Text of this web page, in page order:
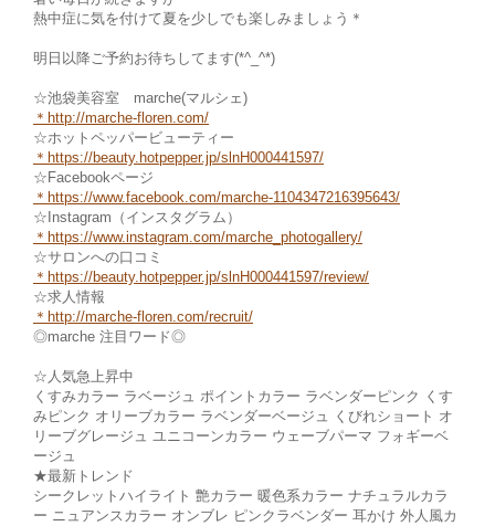
熱中症に気を付けて夏を少しでも楽しみましょう＊
明日以降ご予約お待ちしてます(*^_^*)
☆池袋美容室 marche(マルシェ)
＊ http://marche-floren.com/
☆ホットペッパービューティー
＊ https://beauty.hotpepper.jp/slnH000441597/
☆Facebookページ
＊https://www.facebook.com/marche-1104347216395643/
☆Instagram（インスタグラム）
＊ https://www.instagram.com/marche_photogallery/
☆サロンへの口コミ
＊https://beauty.hotpepper.jp/slnH000441597/review/
☆求人情報
＊http://marche-fl oren.com/recruit/
◎marche 注目ワード◎
☆人気急上昇中
くすみカラー ラベージュ ポイントカラー ラベンダーピンク くす
みピンク オリーブカラー ラベンダーベージュ くびれショート オ
リーブグレージュ ユニコーンカラー ウェーブパーマ フォギーベ
ージュ
★最新トレンド
シークレットハイライト 艶カラー 暖色系カラー ナチュラルカラ
ー ニュアンスカラー オンブレ ピンクラベンダー 耳かけ 外人風カ